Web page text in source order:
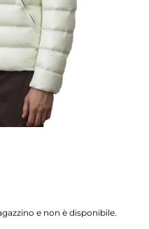
e non è disponibile.